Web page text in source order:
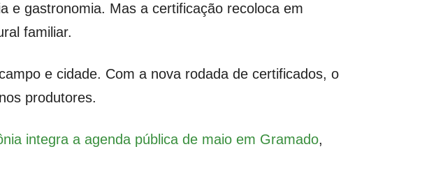
e gastronomia. Mas a certificação recoloca em
familiar.
e cidade. Com a nova rodada de certificados, o
produtores.
integra a agenda pública de maio em Gramado,